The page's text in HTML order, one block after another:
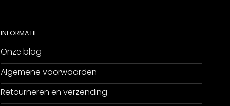
INFORMATIE
Onze blog
Algemene voorwaarden
Retourneren en verzending